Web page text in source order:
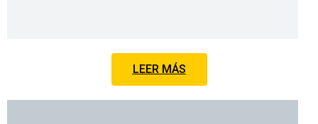
LEER MÁS